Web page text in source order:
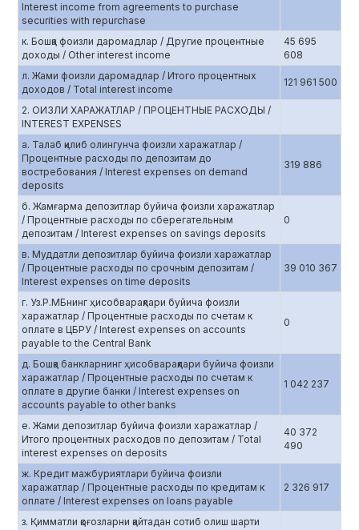
Interest income from agreements to purchase
securities with repurchase
к. Бошқа фоизли даромадлар / Другие процентные
доходы / Other interest income
45 695
608
л. Жами фоизли даромадлар / Итого процентных
доходов / Total interest income
121 961 500
2. ОИЗЛИ ХАРАЖАТЛАР / ПРОЦЕНТНЫЕ РАСХОДЫ /
INTEREST EXPENSES
а. Талаб қилиб олингунча фоизли харажатлар /
Процентные расходы по депозитам до
востребования / Interest expenses on demand
deposits
319 886
б. Жамғарма депозитлар буйича фоизли харажатлар
/ Процентные расходы по сберегательным
депозитам / Interest expenses on savings deposits
0
в. Муддатли депозитлар буйича фоизли харажатлар
/ Процентные расходы по срочным депозитам /
Interest expenses on time deposits
39 010 367
г. Уз.Р.МБнинг ҳисобварақлари буйича фоизли
харажатлар / Процентные расходы по счетам к
оплате в ЦБРУ / Interest expenses on accounts
payable to the Central Bank
0
д. Бошқа банкларнинг ҳисобварақлари буйича фоизли
харажатлар / Процентные расходы по счетам к
оплате в другие банки / Interest expenses on
accounts payable to other banks
1 042 237
е. Жами депозитлар буйича фоизли харажатлар /
Итого процентных расходов по депозитам / Total
interest expenses on deposits
40 372
490
ж. Кредит мажбуриятлари буйича фоизли
харажатлар / Процентные расходы по кредитам к
оплате / Interest expenses on loans payable
2 326 917
з. Қимматли қоғозларни қайтадан сотиб олиш шарти